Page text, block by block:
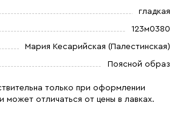
гладкая
123м0380
Мария Кесарийская (Палестинская)
Поясной образ
только при оформлении
может отличаться от цены в лавках.